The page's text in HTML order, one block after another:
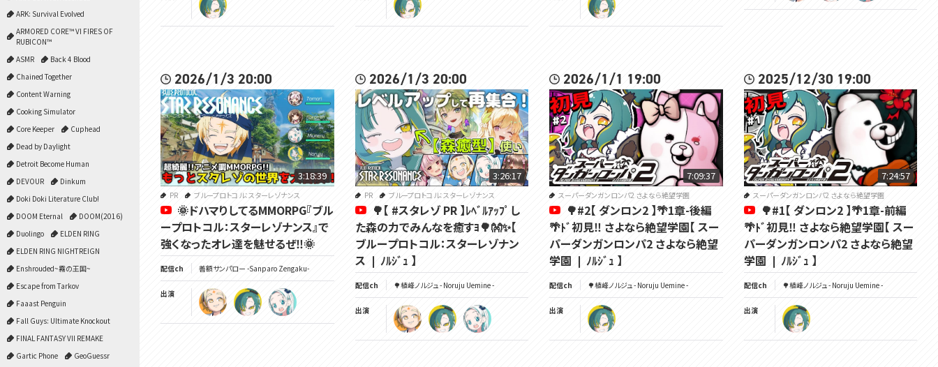
ARK: Survival Evolved
ARMORED CORE™ VI FIRES OF
RUBICON™
ASMR
Back 4 Blood
Chained Together
Content Warning
Cooking Simulator
Core Keeper
Cuphead
Dead by Daylight
Detroit Become Human
DEVOUR
Dinkum
Doki Doki Literature Club!
DOOM Eternal
DOOM(2016)
Duolingo
ELDEN RING
ELDEN RING NIGHTREIGN
Enshrouded~霧の王国~
Escape from Tarkov
Faaast Penguin
Fall Guys: Ultimate Knockout
FINAL FANTASY VII REMAKE
Gartic Phone
GeoGuessr
2026/1/3 20:00
3:18:39
PR ブループロトコル：スターレゾナンス
🌞ドハマりしてるMMORPG『ブル
ープロトコル：スターレゾナンス』で
強くなったオレ達を魅せるぜ‼🌞
配信ch 善額サンパロー -Sanparo Zengaku-
出演
2026/1/3 20:00
3:26:17
PR ブループロトコル：スターレゾナンス
🌳【 #スタレゾ PR 】ﾚﾍﾞﾙｱｯﾌﾟし
た森の力でみんなを癒すﾖ🌳👐✨【
ブループロトコル：スターレゾナン
ス ❘ ﾉﾙｼﾞｭ 】
配信ch 🌳植峰ノルジュ - Noruju Uemine -
出演
2026/1/1 19:00
7:09:37
スーパーダンガンロンパ2 さよなら絶望学園
🌳#2【 ダンロン2 】🌴1章-後編
🌴ﾄﾞ初見‼ さよなら絶望学園【 スー
パーダンガンロンパ2 さよなら絶望
学園 ❘ ﾉﾙｼﾞｭ 】
配信ch 🌳植峰ノルジュ - Noruju Uemine -
出演
2025/12/30 19:00
7:24:57
スーパーダンガンロンパ2 さよなら絶望学園
🌳#1【 ダンロン2 】🌴1章-前編
🌴ﾄﾞ初見‼ さよなら絶望学園【 スー
パーダンガンロンパ2 さよなら絶望
学園 ❘ ﾉﾙｼﾞｭ 】
配信ch 🌳植峰ノルジュ - Noruju Uemine -
出演